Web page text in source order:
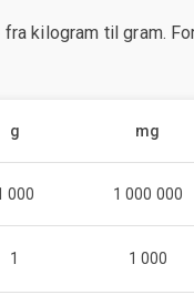
kilogram til gram.
g mg
000 1 000 000
1 1 000